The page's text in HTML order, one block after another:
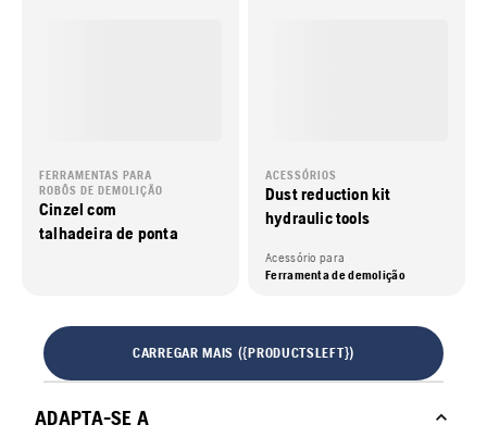
FERRAMENTAS PARA
ROBÔS DE DEMOLIÇÃO
Cinzel com
talhadeira de ponta
ACESSÓRIOS
Dust reduction kit
hydraulic tools
Acessório para
Ferramenta de demolição
CARREGAR MAIS ({PRODUCTSLEFT})
ADAPTA-SE A